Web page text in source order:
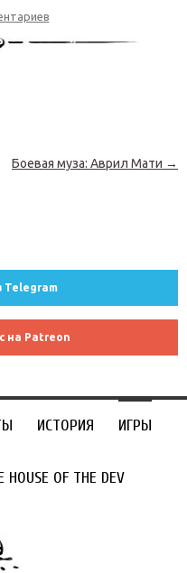
Боевая муза: Аврил Мати →
Telegram
на Patreon
ИСТОРИЯ ИГРЫ
HOUSE OF THE DEV